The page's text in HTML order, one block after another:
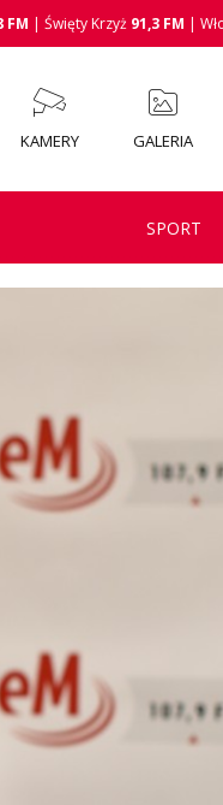
FM | Święty Krzyż 91,3 FM |
KAMERY GALERIA
SPORT